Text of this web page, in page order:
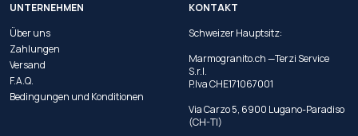
UNTERNEHMEN
Über uns
Zahlungen
Versand
F.A.Q.
Bedingungen und Konditionen
KONTAKT
Schweizer Hauptsitz:
Marmogranito.ch —Terzi Service
S.r.l.
P.Iva CHE171067001
Via Carzo 5, 6900 Lugano-Paradiso
(CH-TI)